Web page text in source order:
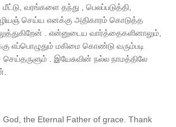
வரங்களை தந்து , பெலப்படுத்தி,
செய்ய எனக்கு அதிகாரம் கொடுத்த
. என்னுடைய வார்த்தைகளினாலும்,
எப்பொழுதும் மகிமை கொண்டு வரும்படி
. இயேசுவின் நல்ல நாமத்திலே
God, the Eternal Father of grace. Thank